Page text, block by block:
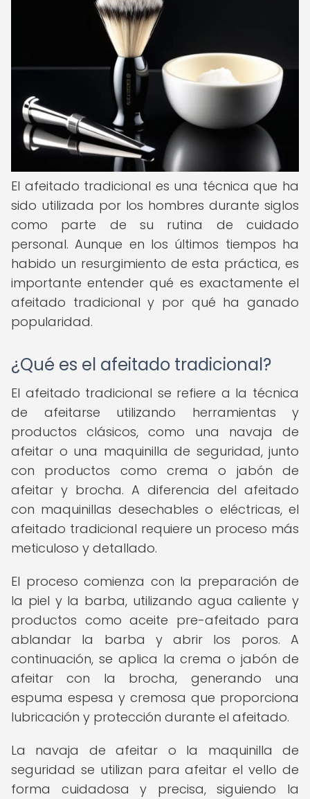
El afeitado tradicional es una técnica que ha
sido utilizada por los hombres durante siglos
como parte de su rutina de cuidado
personal. Aunque en los últimos tiempos ha
habido un resurgimiento de esta práctica, es
importante entender qué es exactamente el
afeitado tradicional y por qué ha ganado
popularidad.
¿Qué es el afeitado tradicional?
El afeitado tradicional se refiere a la técnica
de afeitarse utilizando herramientas y
productos clásicos, como una navaja de
afeitar o una maquinilla de seguridad, junto
con productos como crema o jabón de
afeitar y brocha. A diferencia del afeitado
con maquinillas desechables o eléctricas, el
afeitado tradicional requiere un proceso más
meticuloso y detallado.
El proceso comienza con la preparación de
la piel y la barba, utilizando agua caliente y
productos como aceite pre-afeitado para
ablandar la barba y abrir los poros. A
continuación, se aplica la crema o jabón de
afeitar con la brocha, generando una
espuma espesa y cremosa que proporciona
lubricación y protección durante el afeitado.
La navaja de afeitar o la maquinilla de
seguridad se utilizan para afeitar el vello de
forma cuidadosa y precisa, siguiendo la